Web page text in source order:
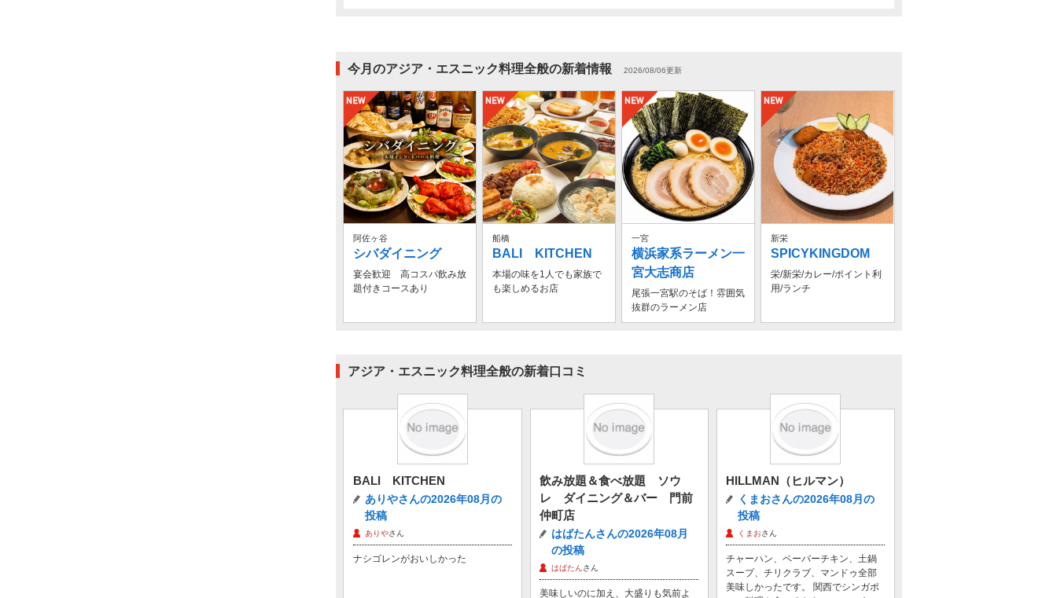
今月のアジア・エスニック料理全般の新着情報 2026/08/06更新
阿佐ヶ谷
シバダイニング
宴会歓迎 高コスパ飲み放
題付きコースあり
船橋
BALI KITCHEN
本場の味を1人でも家族で
も楽しめるお店
一宮
横浜家系ラーメン一
宮大志商店
尾張一宮駅のそば！雰囲気
抜群のラーメン店
新栄
SPICYKINGDOM
栄/新栄/カレー/ポイント利
用/ランチ
アジア・エスニック料理全般の新着口コミ
BALI KITCHEN
ありやさんの2026年08月の
投稿
ありやさん
ナシゴレンがおいしかった
飲み放題＆食べ放題 ソウ
レ ダイニング＆バー 門前
仲町店
はばたんさんの2026年08月
の投稿
はばたんさん
美味しいのに加え、大盛りも気前よ
HILLMAN（ヒルマン）
くまおさんの2026年08月の
投稿
くまおさん
チャーハン、ペーパーチキン、土鍋
スープ、チリクラブ、マンドゥ全部
美味しかったです。 関西でシンガポ